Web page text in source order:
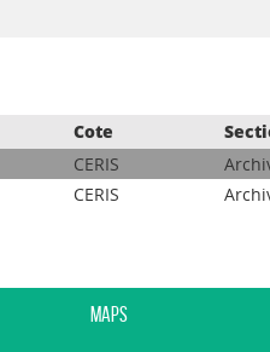
Cote
CERIS
CERIS
Maps